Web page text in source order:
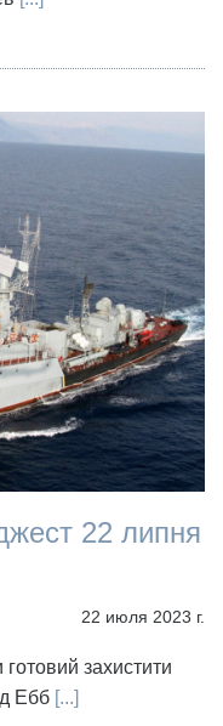
22 липня
22 июля 2023 г.
захистити
Ебб [...]